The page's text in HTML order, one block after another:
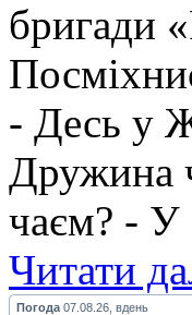
бригади
- Десь у
Дружина
чаєм? - У
Читати
Погода 07.08.26, вдень